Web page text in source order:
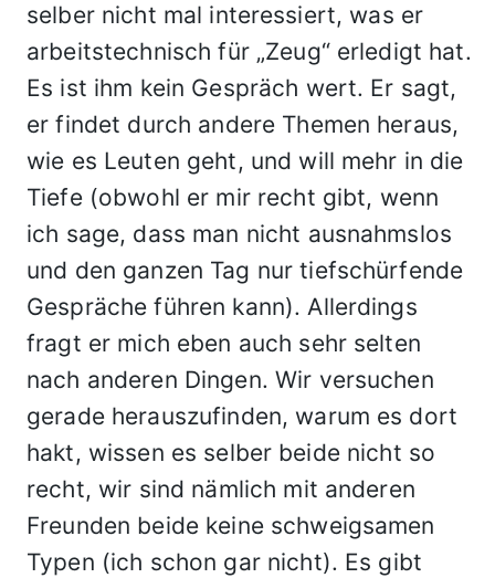
selber nicht mal interessiert, was er
arbeitstechnisch für „Zeug“ erledigt hat.
Es ist ihm kein Gespräch wert. Er sagt,
er findet durch andere Themen heraus,
wie es Leuten geht, und will mehr in die
Tiefe (obwohl er mir recht gibt, wenn
ich sage, dass man nicht ausnahmslos
und den ganzen Tag nur tiefschürfende
Gespräche führen kann). Allerdings
fragt er mich eben auch sehr selten
nach anderen Dingen. Wir versuchen
gerade herauszufinden, warum es dort
hakt, wissen es selber beide nicht so
recht, wir sind nämlich mit anderen
Freunden beide keine schweigsamen
Typen (ich schon gar nicht). Es gibt